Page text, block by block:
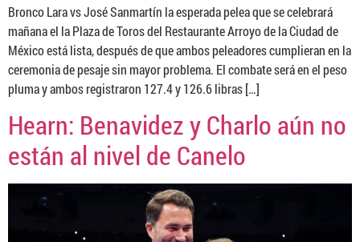
Bronco Lara vs José Sanmartín la esperada pelea que se celebrará
mañana el la Plaza de Toros del Restaurante Arroyo de la Ciudad de
México está lista, después de que ambos peleadores cumplieran en la
ceremonia de pesaje sin mayor problema. El combate será en el peso
pluma y ambos registraron 127.4 y 126.6 libras […]
Hearn: Benavidez y Charlo aún no
están al nivel de Canelo